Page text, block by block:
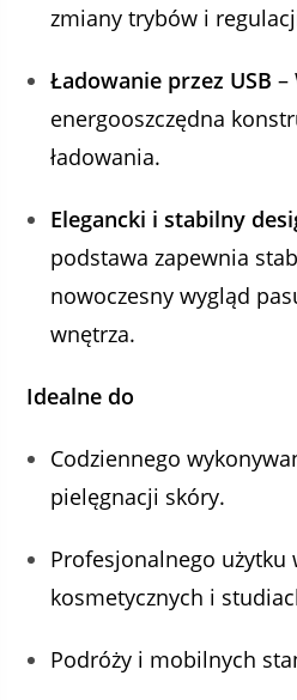
zmiany trybów i
Ładowanie przez USB –
energooszczędna
ładowania.
Elegancki i stabilny
podstawa zapewnia
nowoczesny wygląd
wnętrza.
Idealne do
Codziennego
pielęgnacji skóry.
Profesjonalnego użytku
kosmetycznych i
Podróży i mobilnych